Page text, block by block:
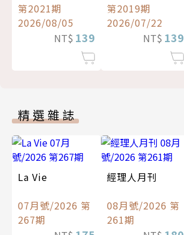
第2021期
2026/08/05
NT$ 139
第2019期
2026/07/22
NT$ 139
精選雜誌
La Vie
07月號/2026 第
267期
經理人月刊
08月號/2026 第
261期